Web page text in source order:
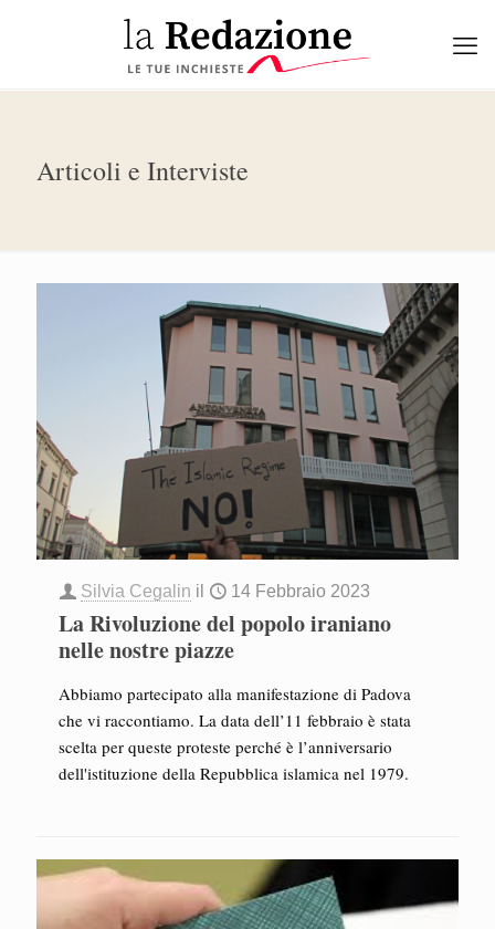
Articoli e Interviste
Silvia Cegalin il 14 Febbraio 2023
La Rivoluzione del popolo iraniano
nelle nostre piazze
Abbiamo partecipato alla manifestazione di Padova
che vi raccontiamo. La data dell’11 febbraio è stata
scelta per queste proteste perché è l’anniversario
dell'istituzione della Repubblica islamica nel 1979.